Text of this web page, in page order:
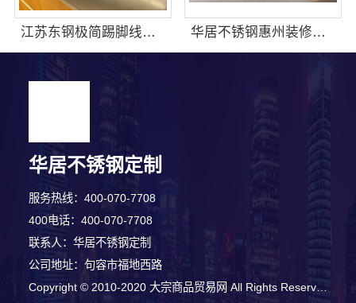
江苏东钢极简踢脚线介绍 华居不锈钢惠州装修施工工艺规范不锈钢家装全流程
华居不锈钢定制
服务热线：400-070-7708
400电话：400-070-7708
联系人：华居不锈钢定制
公司地址：句容市福地西路
Copyright © 2010-2020 大宗商品贸易网 All Rights Reserved
3分钟前 顾先生 正在咨询